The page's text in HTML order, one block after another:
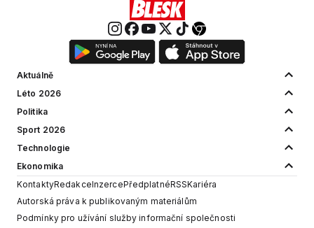
Aktuálně
Léto 2026
Politika
Sport 2026
Technologie
Ekonomika
KontaktyRedakceInzercePředplatnéRSSKariéra
Autorská práva k publikovaným materiálům
Podmínky pro užívání služby informační společnosti